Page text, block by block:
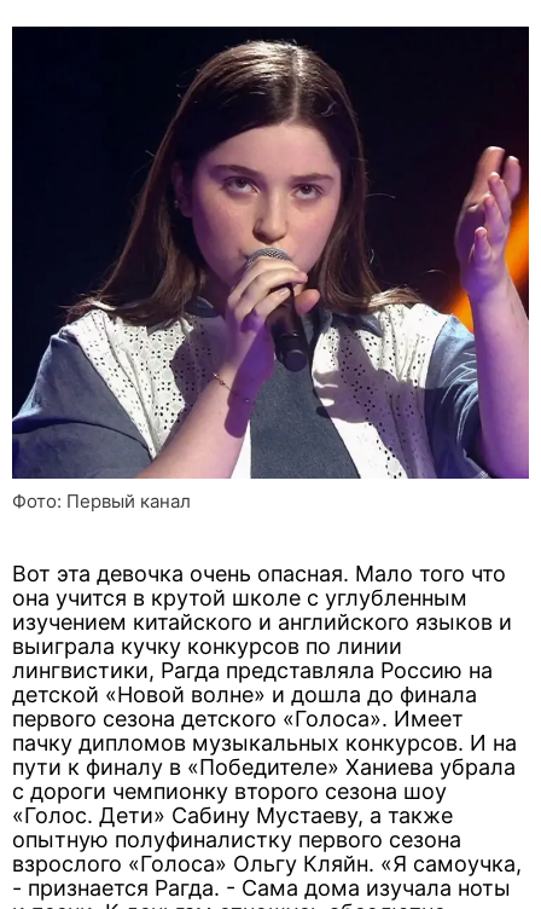
Фото: Первый канал
Вот эта девочка очень опасная. Мало того что
она учится в крутой школе с углубленным
изучением китайского и английского языков и
выиграла кучку конкурсов по линии
лингвистики, Рагда представляла Россию на
детской «Новой волне» и дошла до финала
первого сезона детского «Голоса». Имеет
пачку дипломов музыкальных конкурсов. И на
пути к финалу в «Победителе» Ханиева убрала
с дороги чемпионку второго сезона шоу
«Голос. Дети» Сабину Мустаеву, а также
опытную полуфиналистку первого сезона
взрослого «Голоса» Ольгу Кляйн. «Я самоучка,
- признается Рагда. - Сама дома изучала ноты